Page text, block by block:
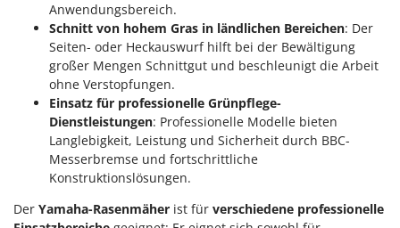
Wasserpumpen für Traktoren
Wein- und Obstpressen
Wein- und Ölschichtenfilter
Weitere Produkte
Wiesenwalzen für Traktor
Wippsägen
Wurstfüller
Z
Zerstäuber
Laica
Lampacrescia - MGM
Landxcape
LAR Casalinghi
Lavor
Linea VZ
Lisam
Lotusgrill
Anwendungsbereich.
Schnitt von hohem Gras in ländlichen Bereichen: Der
Seiten- oder Heckauswurf hilft bei der Bewältigung
großer Mengen Schnittgut und beschleunigt die Arbeit
ohne Verstopfungen.
Einsatz für professionelle Grünpflege-
Dienstleistungen: Professionelle Modelle bieten
Langlebigkeit, Leistung und Sicherheit durch BBC-
Messerbremse und fortschrittliche
Konstruktionslösungen.
Der Yamaha-Rasenmäher ist für verschiedene professionelle